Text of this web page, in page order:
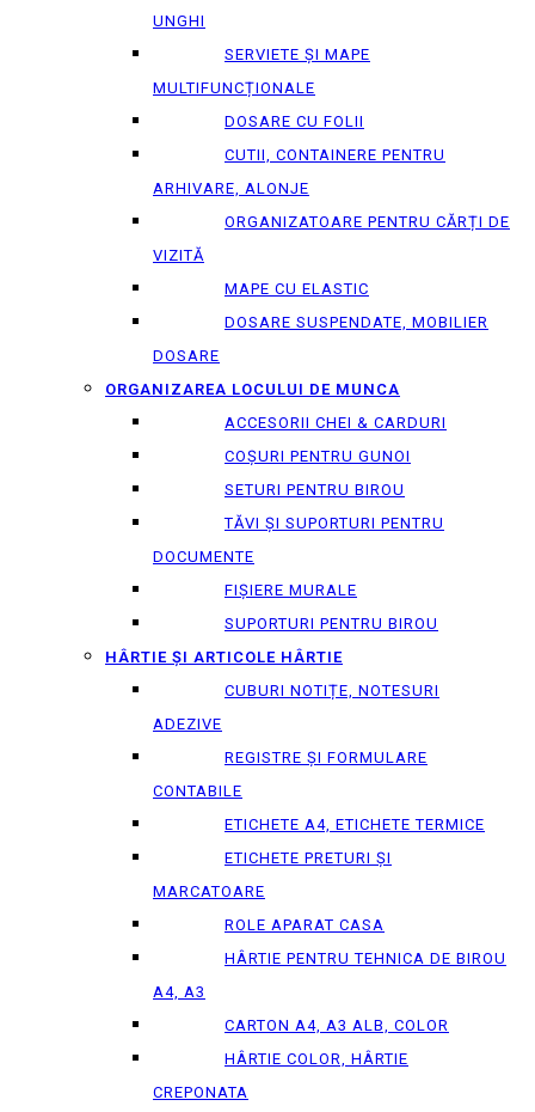
UNGHI
SERVIETE ȘI MAPE
MULTIFUNCȚIONALE
DOSARE CU FOLII
CUTII, CONTAINERE PENTRU
ARHIVARE, ALONJE
ORGANIZATOARE PENTRU CĂRȚI DE
VIZITĂ
MAPE CU ELASTIC
DOSARE SUSPENDATE, MOBILIER
DOSARE
ORGANIZAREA LOCULUI DE MUNCA
ACCESORII CHEI & СARDURI
COȘURI PENTRU GUNOI
SETURI PENTRU BIROU
TĂVI ȘI SUPORTURI PENTRU
DOCUMENTE
FIȘIERE MURALE
SUPORTURI PENTRU BIROU
HÂRTIE ȘI ARTICOLE HÂRTIE
CUBURI NOTIȚE, NOTESURI
ADEZIVE
REGISTRE ȘI FORMULARE
CONTABILE
ETICHETE A4, ETICHETE TERMICE
ETICHETE PRETURI ȘI
MARCATOARE
ROLE APARAT CASA
HÂRTIE PENTRU TEHNICA DE BIROU
A4, A3
CARTON A4, A3 ALB, COLOR
HÂRTIE COLOR, HÂRTIE
CREPONATA